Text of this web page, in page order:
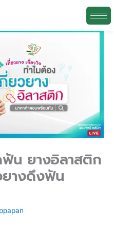
น ยางอิลาสติก
ยางดึงฟัน